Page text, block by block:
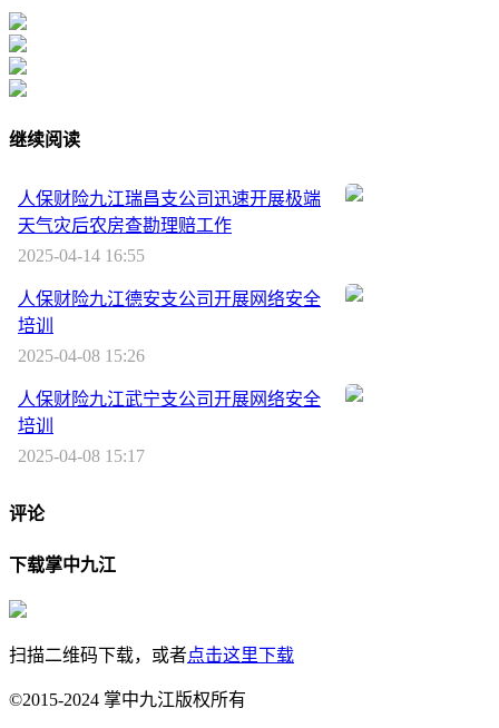
继续阅读
人保财险九江瑞昌支公司迅速开展极端
天气灾后农房查勘理赔工作
2025-04-14 16:55
人保财险九江德安支公司开展网络安全
培训
2025-04-08 15:26
人保财险九江武宁支公司开展网络安全
培训
2025-04-08 15:17
评论
下载掌中九江
扫描二维码下载，或者点击这里下载
©2015-2024 掌中九江版权所有